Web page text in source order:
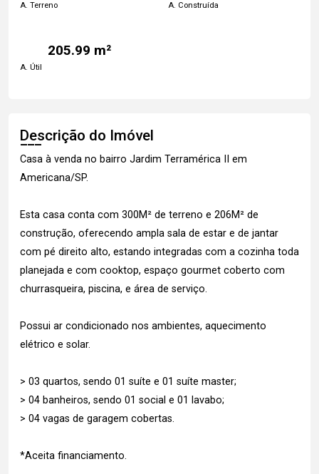
A. Terreno A. Construída
205.99 m²
A. Útil
Descrição do Imóvel
Casa à venda no bairro Jardim Terramérica II em
Americana/SP.
Esta casa conta com 300M² de terreno e 206M² de
construção, oferecendo ampla sala de estar e de jantar
com pé direito alto, estando integradas com a cozinha toda
planejada e com cooktop, espaço gourmet coberto com
churrasqueira, piscina, e área de serviço.
Possui ar condicionado nos ambientes, aquecimento
elétrico e solar.
> 03 quartos, sendo 01 suíte e 01 suíte master;
> 04 banheiros, sendo 01 social e 01 lavabo;
> 04 vagas de garagem cobertas.
*Aceita financiamento.